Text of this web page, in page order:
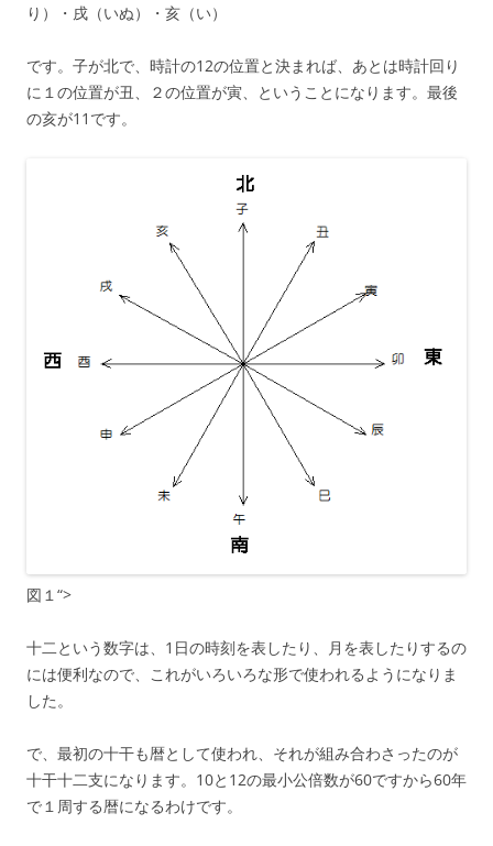
り）・戌（いぬ）・亥（い）
です。子が北で、時計の12の位置と決まれば、あとは時計回り
に１の位置が丑、２の位置が寅、ということになります。最後
の亥が11です。
図１“>
十二という数字は、1日の時刻を表したり、月を表したりするの
には便利なので、これがいろいろな形で使われるようになりま
した。
で、最初の十干も暦として使われ、それが組み合わさったのが
十干十二支になります。10と12の最小公倍数が60ですから60年
で１周する暦になるわけです。